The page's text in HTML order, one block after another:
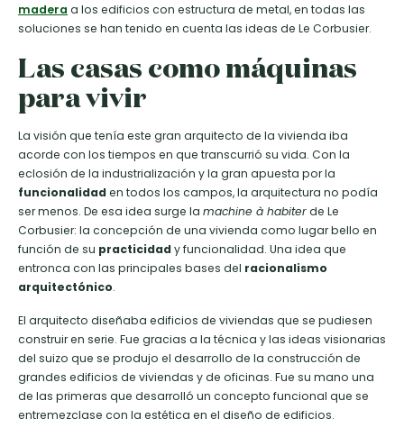
madera a los edificios con estructura de metal, en todas las
soluciones se han tenido en cuenta las ideas de Le Corbusier.
Las casas como máquinas
para vivir
La visión que tenía este gran arquitecto de la vivienda iba
acorde con los tiempos en que transcurrió su vida. Con la
eclosión de la industrialización y la gran apuesta por la
funcionalidaden todos los campos, la arquitectura no podía
ser menos. De esa idea surge la machine à habiterde Le
Corbusier: la concepción de una vivienda como lugar bello en
función de su practicidady funcionalidad. Una idea que
entronca con las principales bases del racionalismo
arquitectónico.
El arquitecto diseñaba edificios de viviendas que se pudiesen
construir en serie. Fue gracias a la técnica y las ideas visionarias
del suizo que se produjo el desarrollo de la construcción de
grandes edificios de viviendas y de oficinas. Fue su mano una
de las primeras que desarrolló un concepto funcional que se
entremezclase con la estética en el diseño de edificios.